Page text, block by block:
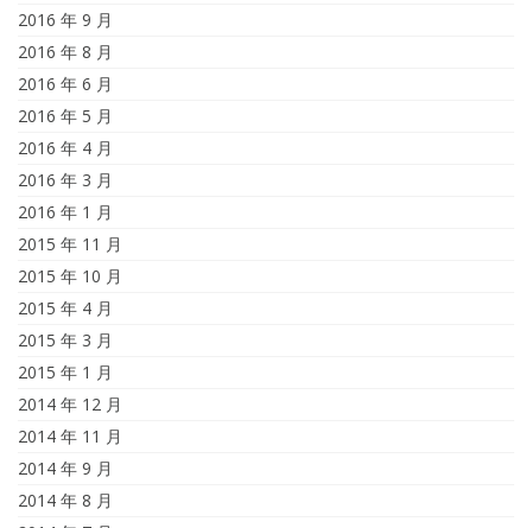
2016 年 9 月
2016 年 8 月
2016 年 6 月
2016 年 5 月
2016 年 4 月
2016 年 3 月
2016 年 1 月
2015 年 11 月
2015 年 10 月
2015 年 4 月
2015 年 3 月
2015 年 1 月
2014 年 12 月
2014 年 11 月
2014 年 9 月
2014 年 8 月